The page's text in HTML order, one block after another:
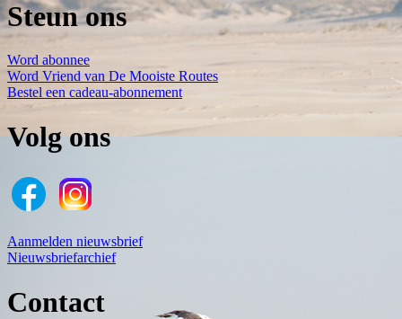
Steun ons
Word abonnee
Word Vriend van De Mooiste Routes
Bestel een cadeau-abonnement
Volg ons
Aanmelden nieuwsbrief
Nieuwsbriefarchief
Contact